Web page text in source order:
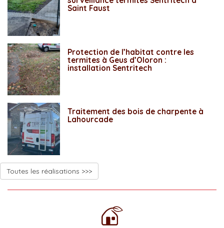
Saint Faust
Protection de l’habitat contre les
termites à Geus d’Oloron :
installation Sentritech
Traitement des bois de charpente à
Lahourcade
Toutes les réalisations >>>